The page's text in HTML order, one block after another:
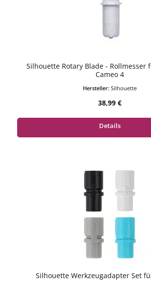
Silhouette Rotary Blade - Rollmesser
Cameo 4
Hersteller: Silhouette
Regulärer Preis:
38,99 €
Details
Silhouette Werkzeugadapter Set